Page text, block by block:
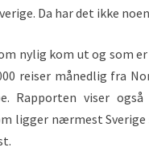
Da har det ikke
nylig kom ut og som
reiser månedlig fra
Rapporten viser
ligger nærmest Sverige